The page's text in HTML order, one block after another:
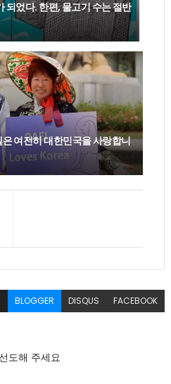
되었다. 한편, 물고기 수는 절반
여전히 대한민국을 사랑합니
BLOGGER DISQUS FACEBOOK
도해 주세요